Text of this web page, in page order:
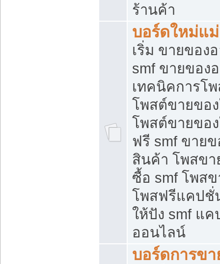
ร้านค้า
บอร์ดใหม่แ
เริ่ม ขายของ
smf ขายของ
เทคนิคการโ
โพสต์ขายขอ
โพสต์ขายขอ
ฟรี smf ขาย
สินค้า โพสขา
ซื้อ smf โพส
โพสฟรีแคปชั่
ให้ปัง smf แ
ออนไลน์
บอร์ดการข